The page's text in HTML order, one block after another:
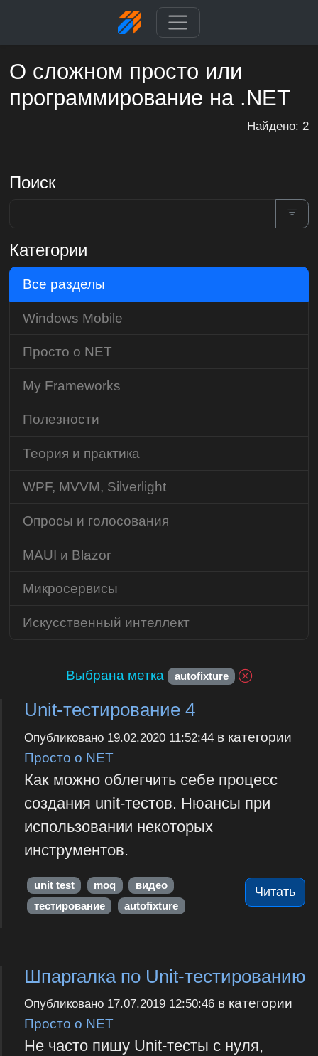
О сложном просто или
программирование на .NET
Найдено: 2
Выбрана метка autofixture
Unit-тестирование 4
Опубликовано 19.02.2020 11:52:44в категории
Просто о NET
Как можно облегчить себе процесс
создания unit-тестов. Нюансы при
использовании некоторых
инструментов.
Читать
unit test moq
видео
тестирование
autofixture
Шпаргалка по Unit-тестированию
Опубликовано 17.07.2019 12:50:46в категории
Просто о NET
Не часто пишу Unit-тесты с нуля,
Поиск
Категории
Все разделы
Windows Mobile
Просто о NET
My Frameworks
Полезности
Теория и практика
WPF, MVVM, Silverlight
Опросы и голосования
MAUI и Blazor
Микросервисы
Искусственный интеллект